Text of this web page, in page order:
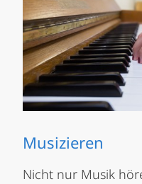
Musizieren
Nicht nur Musik